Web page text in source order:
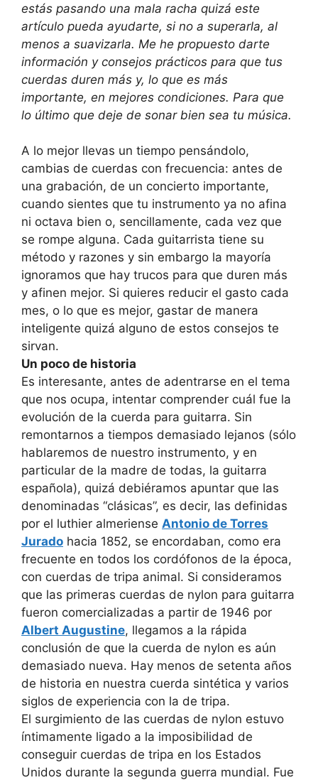
estás pasando una mala racha quizá este
artículo pueda ayudarte, si no a superarla, al
menos a suavizarla. Me he propuesto darte
información y consejos prácticos para que tus
cuerdas duren más y, lo que es más
importante, en mejores condiciones. Para que
lo último que deje de sonar bien sea tu música.
A lo mejor llevas un tiempo pensándolo,
cambias de cuerdas con frecuencia: antes de
una grabación, de un concierto importante,
cuando sientes que tu instrumento ya no afina
ni octava bien o, sencillamente, cada vez que
se rompe alguna. Cada guitarrista tiene su
método y razones y sin embargo la mayoría
ignoramos que hay trucos para que duren más
y afinen mejor. Si quieres reducir el gasto cada
mes, o lo que es mejor, gastar de manera
inteligente quizá alguno de estos consejos te
sirvan.
Un poco de historia
Es interesante, antes de adentrarse en el tema
que nos ocupa, intentar comprender cuál fue la
evolución de la cuerda para guitarra. Sin
remontarnos a tiempos demasiado lejanos (sólo
hablaremos de nuestro instrumento, y en
particular de la madre de todas, la guitarra
española), quizá debiéramos apuntar que las
denominadas “clásicas”, es decir, las definidas
por el luthier almeriense Antonio de Torres
Jurado hacia 1852, se encordaban, como era
frecuente en todos los cordófonos de la época,
con cuerdas de tripa animal. Si consideramos
que las primeras cuerdas de nylon para guitarra
fueron comercializadas a partir de 1946 por
Albert Augustine, llegamos a la rápida
conclusión de que la cuerda de nylon es aún
demasiado nueva. Hay menos de setenta años
de historia en nuestra cuerda sintética y varios
siglos de experiencia con la de tripa.
El surgimiento de las cuerdas de nylon estuvo
íntimamente ligado a la imposibilidad de
conseguir cuerdas de tripa en los Estados
Unidos durante la segunda guerra mundial. Fue